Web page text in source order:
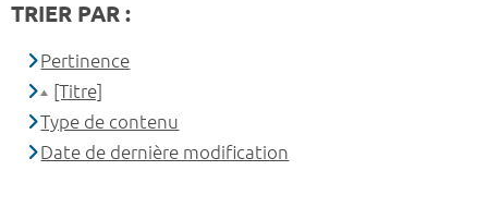
TRIER PAR :
Pertinence
[Titre]
Type de contenu
Date de dernière modification